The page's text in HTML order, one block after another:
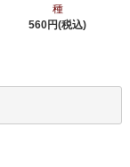
種
560円(税込)